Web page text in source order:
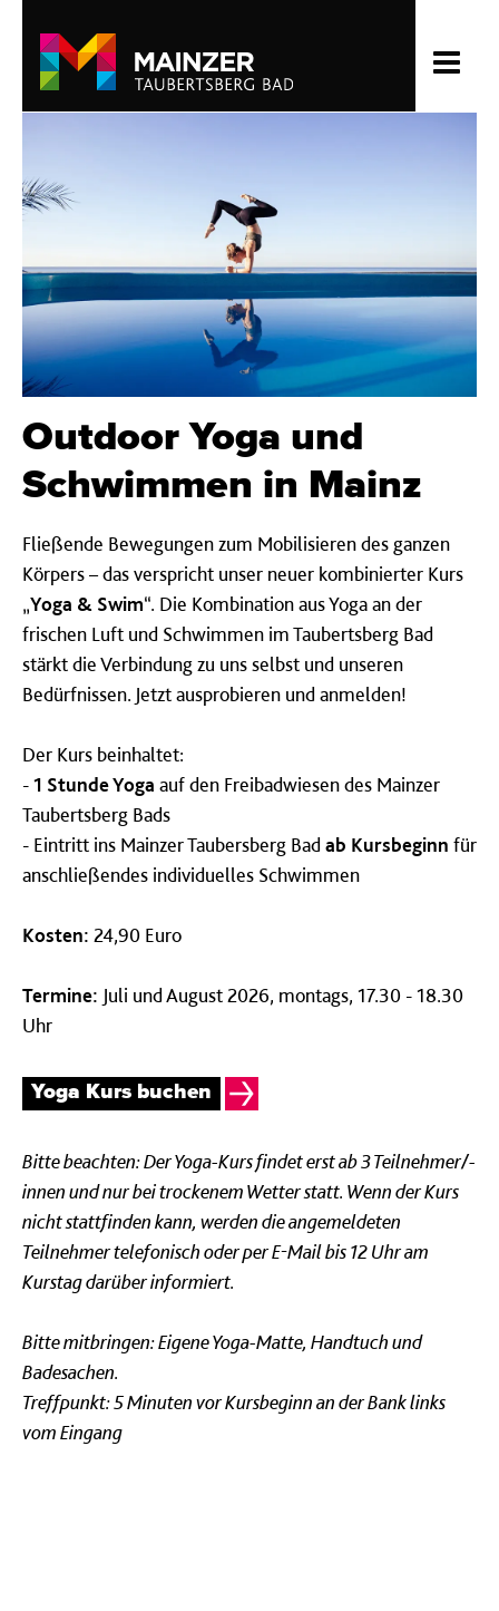
Outdoor Yoga und
Schwimmen in Mainz
Fließende Bewegungen zum Mobilisieren des ganzen
Körpers – das verspricht unser neuer kombinierter Kurs
„Yoga & Swim“. Die Kombination aus Yoga an der
frischen Luft und Schwimmen im Taubertsberg Bad
stärkt die Verbindung zu uns selbst und unseren
Bedürfnissen. Jetzt ausprobieren und anmelden!
Der Kurs beinhaltet:
-1 Stunde Yoga auf den Freibadwiesen des Mainzer
Taubertsberg Bads
- Eintritt ins Mainzer Taubersberg Badab Kursbeginn für
anschließendes individuelles Schwimmen
Kosten: 24,90 Euro
Termine: Juli und August 2026, montags, 17.30 - 18.30
Uhr
Yoga Kurs buchen
Bitte beachten: Der Yoga-Kurs findet erst ab 3 Teilnehmer/-
innen und nur bei trockenem Wetter statt. Wenn der Kurs
nicht stattfinden kann, werden die angemeldeten
Teilnehmer telefonisch oder per E-Mail bis 12 Uhr am
Kurstag darüber informiert.
Bitte mitbringen: Eigene Yoga-Matte, Handtuch und
Badesachen.
Treffpunkt: 5 Minuten vor Kursbeginn an der Bank links
vom Eingang